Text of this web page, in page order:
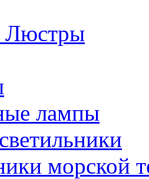
Люстры
лампы
морской